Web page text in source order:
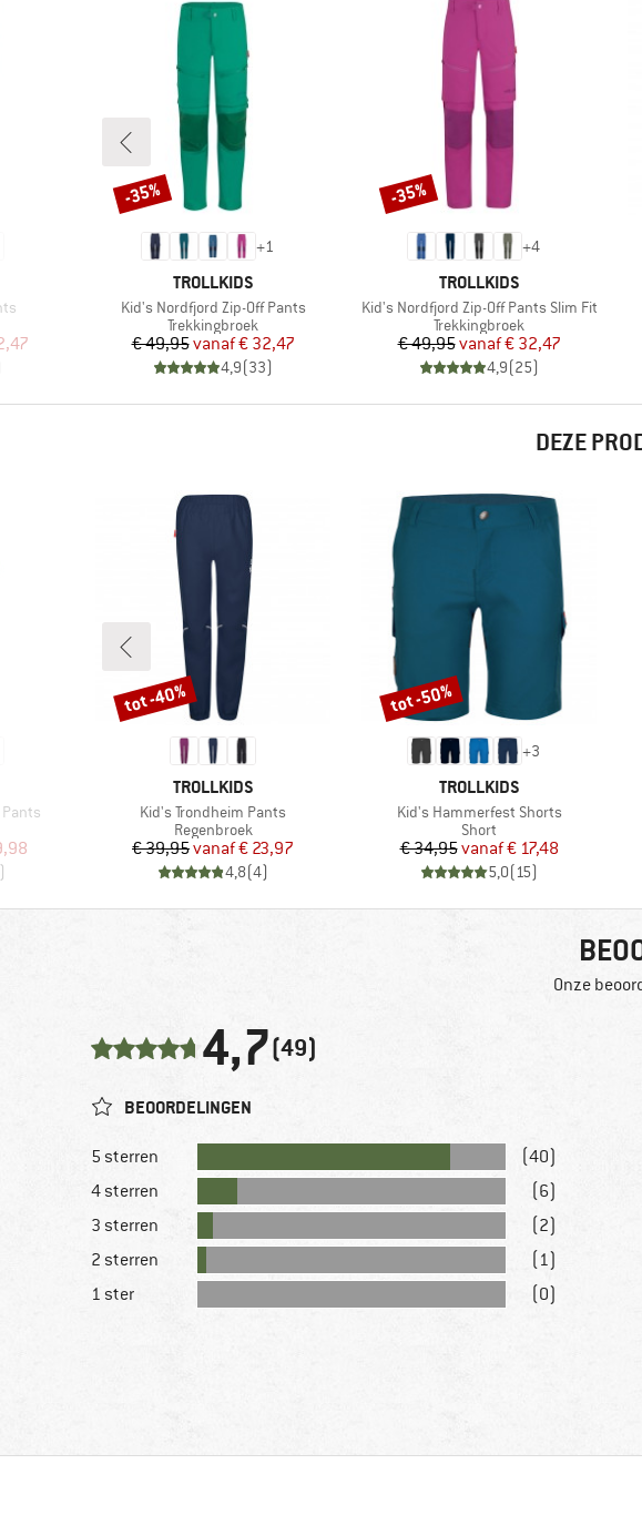
prijs
+1
MERK
TROLLKIDS
Artikel
Kid's Nordfjord Zip-Off Pants
Productgroep
Trekkingbroek
Prijs
€ 49,95 Verlaagde prijs
vanaf€ 32,47
4,9(33)
Korting
-35%
+4
MERK
TROLLKIDS
Artikel
Kid's Nordfjord Zip-Off Pants Slim Fit
Productgroep
Trekkingbroek
Prijs
€ 49,95 Verlaagde prijs
vanaf€ 32,47
4,9(25)
Korting
-35%
DEZE
prijs
MERK
TROLLKIDS
Artikel
Kid's Trondheim Pants
Productgroep
Regenbroek
Prijs
€ 39,95 Verlaagde prijs
vanaf€ 23,97
4,8(4)
Korting
tot -40%
+3
MERK
TROLLKIDS
Artikel
Kid's Hammerfest Shorts
Productgroep
Short
Prijs
€ 34,95 Verlaagde prijs
vanaf€ 17,48
5,0(15)
Korting
tot -50%
Onze
4,7(49)
BEOORDELINGEN
5 sterren
(40)
4 sterren
(6)
3 sterren
(2)
2 sterren
(1)
1 ster
(0)